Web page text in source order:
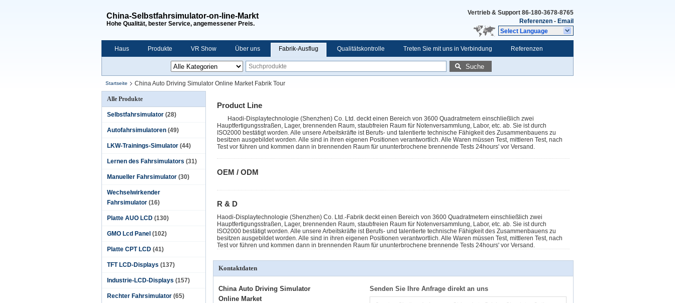
China-Selbstfahrsimulator-on-line-Markt
Hohe Qualität, bester Service, angemessener Preis.
Vertrieb & Support 86-180-3678-8765
Referenzen - Email
Select Language
Haus Produkte VR Show Über uns Fabrik-Ausflug Qualitätskontrolle Treten Sie mit uns in Verbindung Referenzen
Suche
Startseite China Auto Driving Simulator Online Market Fabrik Tour
Alle Produkte
Selbstfahrsimulator (28)
Autofahrsimulatoren (49)
LKW-Trainings-Simulator (44)
Lernen des Fahrsimulators (31)
Manueller Fahrsimulator (30)
Wechselwirkender
Fahrsimulator (16)
Platte AUO LCD (130)
GMO Lcd Panel (102)
Platte CPT LCD (41)
TFT LCD-Displays (137)
Industrie-LCD-Displays (157)
Rechter Fahrsimulator (65)
Product Line
Haodi-Displaytechnologie (Shenzhen) Co. Ltd. deckt einen Bereich von 3600 Quadratmetern einschließlich zwei
Hauptfertigungsstraßen, Lager, brennenden Raum, staubfreien Raum für Notenversammlung, Labor, etc. ab. Sie ist durch
ISO2000 bestätigt worden. Alle unsere Arbeitskräfte ist Berufs- und talentierte technische Fähigkeit des Zusammenbauens zu
besitzen ausgebildet worden. Alle sind in ihren eigenen Positionen verantwortlich. Alle Waren müssen Test, mittleren Test, nach
Test vor führen und kommen dann in brennenden Raum für ununterbrochene brennende Tests 24hours' vor Versand.
OEM / ODM
R & D
Haodi-Displaytechnologie (Shenzhen) Co. Ltd.-Fabrik deckt einen Bereich von 3600 Quadratmetern einschließlich zwei
Hauptfertigungsstraßen, Lager, brennenden Raum, staubfreien Raum für Notenversammlung, Labor, etc. ab. Sie ist durch
ISO2000 bestätigt worden. Alle unsere Arbeitskräfte ist Berufs- und talentierte technische Fähigkeit des Zusammenbauens zu
besitzen ausgebildet worden. Alle sind in ihren eigenen Positionen verantwortlich. Alle Waren müssen Test, mittleren Test, nach
Test vor führen und kommen dann in brennenden Raum für ununterbrochene brennende Tests 24hours' vor Versand.
Kontaktdaten
China Auto Driving Simulator
Online Market
Senden Sie Ihre Anfrage direkt an uns